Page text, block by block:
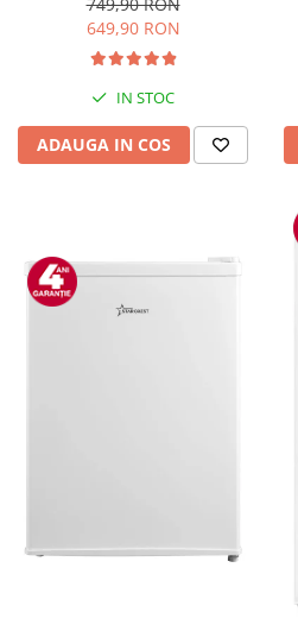
Termostat reglabil, Alb
749,90 RON
649,90 RON
IN STOC
ADAUGA IN COS